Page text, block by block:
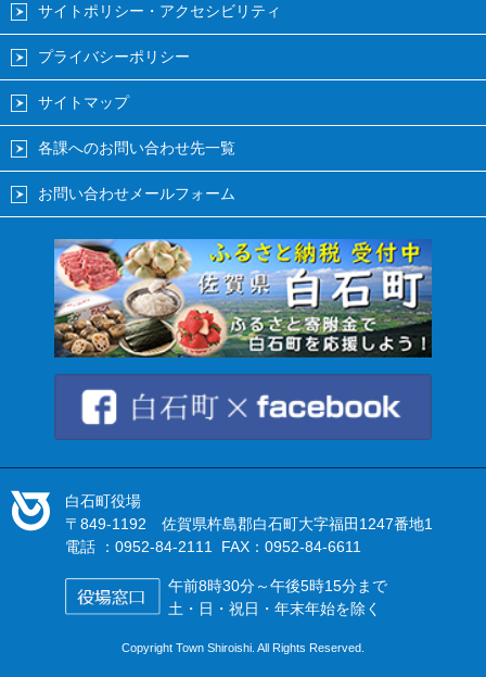
サイトポリシー・アクセシビリティ
プライバシーポリシー
サイトマップ
各課へのお問い合わせ先一覧
お問い合わせメールフォーム
白石町役場
〒849-1192 佐賀県杵島郡白石町大字福田1247番地1
電話 ：0952-84-2111 FAX：0952-84-6611
午前8時30分～午後5時15分まで
土・日・祝日・年末年始を除く
Copyright Town Shiroishi. All Rights Reserved.